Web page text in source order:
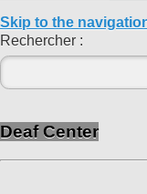
Skip to the
Rechercher :
Deaf Center